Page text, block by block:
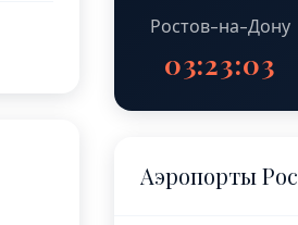
Ростов-на-Дону
03:23:04
Аэропорты